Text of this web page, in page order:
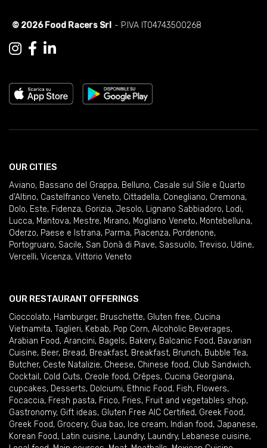
© 2026 Food Racers Srl - P.IVA IT04743500268
OUR CITIES
Aviano, Bassano del Grappa, Belluno, Casale sul Sile e Quarto
d'Altino, Castelfranco Veneto, Cittadella, Conegliano, Cremona,
Dolo, Este, Fidenza, Gorizia, Jesolo, Lignano Sabbiadoro, Lodi,
Lucca, Mantova, Mestre, Mirano, Mogliano Veneto, Montebelluna,
Oderzo, Paese e Istrana, Parma, Piacenza, Pordenone,
Portogruaro, Sacile, San Donà di Piave, Sassuolo, Treviso, Udine,
Vercelli, Vicenza, Vittorio Veneto
OUR RESTAURANT OFFERINGS
Cioccolato, Hamburger, Bruschette, Gluten free, Cucina
Vietnamita, Taglieri, Kebab, Pop Corn, Alcoholic Beverages,
Arabian Food, Arancini, Bagels, Bakery, Balcanic Food, Bavarian
Cuisine, Beer, Bread, Breakfast, Breakfast, Brunch, Bubble Tea,
Butcher, Ceste Natalizie, Cheese, Chinese food, Club Sandwich,
Cocktail , Cold Cuts, Creole food, Crêpes, Cucina Georgiana,
cupcakes, Desserts, Dolciumi, Ethnic Food, Fish, Flowers,
Focaccia, Fresh pasta, Frico, Fries, Fruit and vegetables shop,
Gastronomy, Gift ideas, Gluten Free AIC Certified, Greek Food,
Greek Food, Grocery, Gua bao, Ice cream, Indian food, Japanese,
Korean Food, Latin cuisine, Laundry, Laundry, Lebanese cuisine,